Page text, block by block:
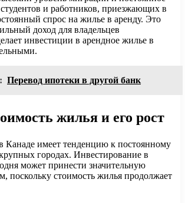
и работников, приезжающих в
спрос на жилье в аренду. Это
доход для владельцев
инвестиции в арендное жилье в
Перевод ипотеки в другой банк
жилья и его рост
Канаде имеет тенденцию к постоянному
городах. Инвестирование в
может принести значительную
поскольку стоимость жилья продолжает